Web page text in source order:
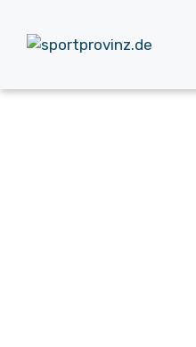
Inhalt
springen